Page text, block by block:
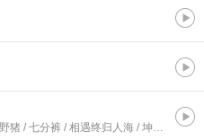
宣子 / 淸歡 / 招财进包 / 一曲流别 / 野猪 / 七分裤 / 相遇终归人海 / 坤鸣 / StarIsle / 芦苇草也有梦想 / 拾荒者 / Cc studio / 怒吼 / 历阿桑 / zZ / 好笨的非主流 / RRR / 王腾 / Uopsh / 素素